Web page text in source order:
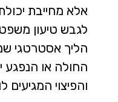
אלא מחייבת
לגבש טיעון
הליך אסטרטגי
החולה או
והפיצוי המגיעים